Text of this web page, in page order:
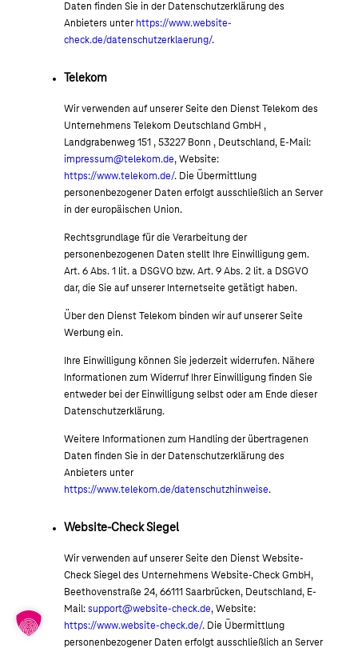
Daten finden Sie in der Datenschutzerklärung des
Anbieters unter https://www.website-
check.de/datenschutzerklaerung/.
Telekom
Wir verwenden auf unserer Seite den Dienst Telekom des
Unternehmens Telekom Deutschland GmbH ,
Landgrabenweg 151 , 53227 Bonn , Deutschland, E-Mail:
impressum@telekom.de, Website:
https://www.telekom.de/. Die Übermittlung
personenbezogener Daten erfolgt ausschließlich an Server
in der europäischen Union.
Rechtsgrundlage für die Verarbeitung der
personenbezogenen Daten stellt Ihre Einwilligung gem.
Art. 6 Abs. 1 lit. a DSGVO bzw. Art. 9 Abs. 2 lit. a DSGVO
dar, die Sie auf unserer Internetseite getätigt haben.
Über den Dienst Telekom binden wir auf unserer Seite
Werbung ein.
Ihre Einwilligung können Sie jederzeit widerrufen. Nähere
Informationen zum Widerruf Ihrer Einwilligung finden Sie
entweder bei der Einwilligung selbst oder am Ende dieser
Datenschutzerklärung.
Weitere Informationen zum Handling der übertragenen
Daten finden Sie in der Datenschutzerklärung des
Anbieters unter
https://www.telekom.de/datenschutzhinweise.
Website-Check Siegel
Wir verwenden auf unserer Seite den Dienst Website-
Check Siegel des Unternehmens Website-Check GmbH,
Beethovenstraße 24, 66111 Saarbrücken, Deutschland, E-
Mail: support@website-check.de, Website:
https://www.website-check.de/. Die Übermittlung
personenbezogener Daten erfolgt ausschließlich an Server